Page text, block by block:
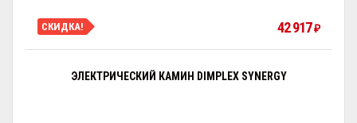
СКИДКА! 42 917₽
ЭЛЕКТРИЧЕСКИЙ КАМИН DIMPLEX SYNERGY